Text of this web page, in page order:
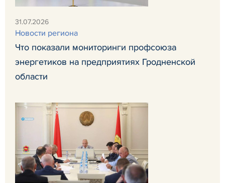
31.07.2026
Новости региона
Что показали мониторинги профсоюза
энергетиков на предприятиях Гродненской
области